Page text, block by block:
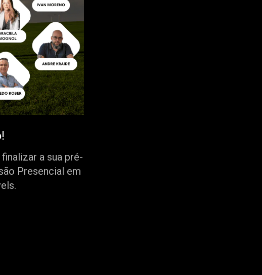
a sua pré-
Presencial em